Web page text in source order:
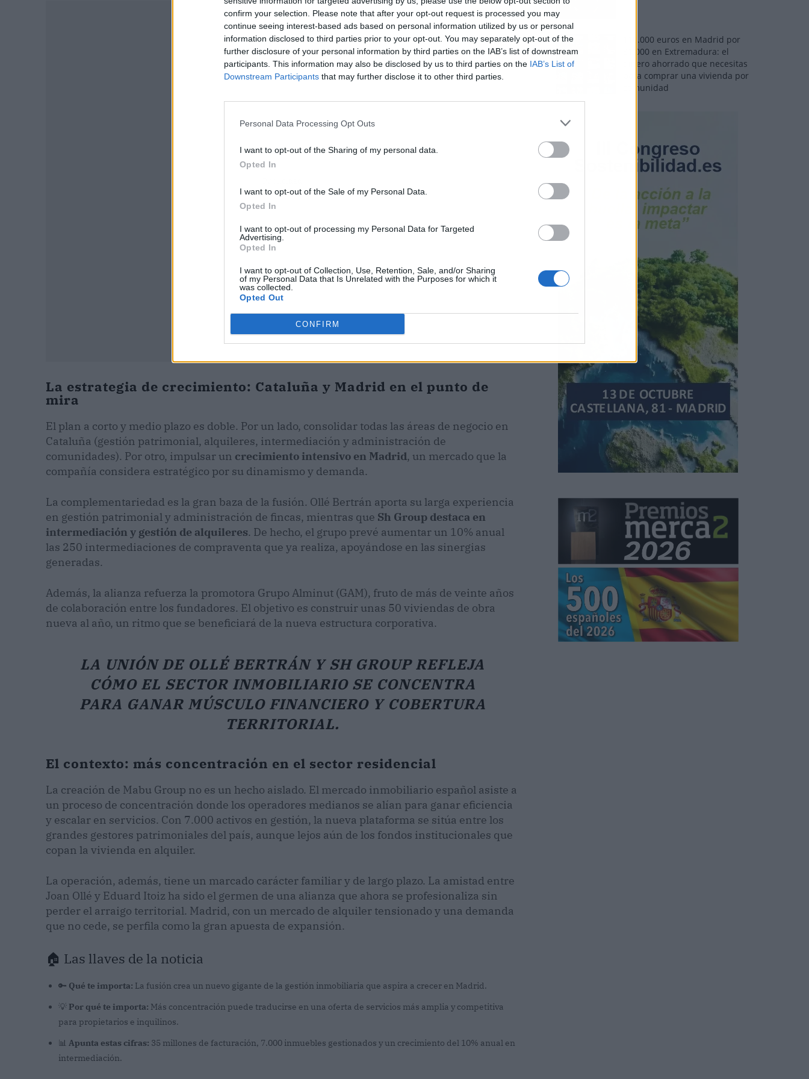
confirm your selection. Please note that after your opt-out request is processed you may
continue seeing interest-based ads based on personal information utilized by us or personal
information disclosed to third parties prior to your opt-out. You may separately opt-out of the
further disclosure of your personal information by third parties on the IAB’s list of downstream
participants. This information may also be disclosed by us to third parties on the IAB’s List of
Downstream Participants that may further disclose it to other third parties.
Personal Data Processing Opt Outs
I want to opt-out of the Sharing of my personal data.
Opted In
I want to opt-out of the Sale of my Personal Data.
Opted In
I want to opt-out of processing my Personal Data for Targeted
Advertising.
Opted In
I want to opt-out of Collection, Use, Retention, Sale, and/or Sharing
of my Personal Data that Is Unrelated with the Purposes for which it
was collected.
Opted Out
CONFIRM
La estrategia de crecimiento: Cataluña y Madrid en el punto de
mira
El plan a corto y medio plazo es doble. Por un lado, consolidar todas las áreas de negocio en
Cataluña (gestión patrimonial, alquileres, intermediación y administración de
comunidades). Por otro, impulsar un crecimiento intensivo en Madrid, un mercado que la
compañía considera estratégico por su dinamismo y demanda.
La complementariedad es la gran baza de la fusión. Ollé Bertrán aporta su larga experiencia
en gestión patrimonial y administración de fincas, mientras que Sh Group destaca en
intermediación y gestión de alquileres. De hecho, el grupo prevé aumentar un 10% anual
las 250 intermediaciones de compraventa que ya realiza, apoyándose en las sinergias
generadas.
Además, la alianza refuerza la promotora Grupo Alminut (GAM), fruto de más de veinte años
de colaboración entre los fundadores. El objetivo es construir unas 50 viviendas de obra
nueva al año, un ritmo que se beneficiará de la nueva estructura corporativa.
LA UNIÓN DE OLLÉ BERTRÁN Y SH GROUP REFLEJA
CÓMO EL SECTOR INMOBILIARIO SE CONCENTRA
PARA GANAR MÚSCULO FINANCIERO Y COBERTURA
TERRITORIAL.
El contexto: más concentración en el sector residencial
La creación de Mabu Group no es un hecho aislado. El mercado inmobiliario español asiste a
un proceso de concentración donde los operadores medianos se alían para ganar eficiencia
y escalar en servicios. Con 7.000 activos en gestión, la nueva plataforma se sitúa entre los
grandes gestores patrimoniales del país, aunque lejos aún de los fondos institucionales que
copan la vivienda en alquiler.
La operación, además, tiene un marcado carácter familiar y de largo plazo. La amistad entre
Joan Ollé y Eduard Itoiz ha sido el germen de una alianza que ahora se profesionaliza sin
perder el arraigo territorial. Madrid, con un mercado de alquiler tensionado y una demanda
que no cede, se perfila como la gran apuesta de expansión.
🏠 Las llaves de la noticia
🔑 Qué te importa: La fusión crea un nuevo gigante de la gestión inmobiliaria que aspira a crecer en Madrid.
💡 Por qué te importa: Más concentración puede traducirse en una oferta de servicios más amplia y competitiva
para propietarios e inquilinos.
📊 Apunta estas cifras: 35 millones de facturación, 7.000 inmuebles gestionados y un crecimiento del 10% anual en
intermediación.
110.000 euros en Madrid por
31.000 en Extremadura: el
dinero ahorrado que necesitas
para comprar una vivienda por
comunidad